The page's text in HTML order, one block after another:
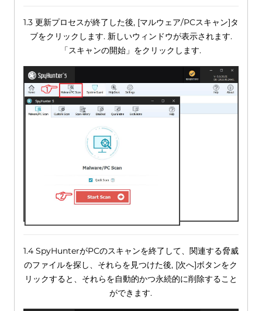
1.3 更新プロセスが終了した後, [マルウェア/PCスキャン]タ
ブをクリックします. 新しいウィンドウが表示されます.
「スキャンの開始」をクリックします.
1.4 SpyHunterがPCのスキャンを終了して、関連する脅威
のファイルを探し、それらを見つけた後, [次へ]ボタンをク
リックすると、それらを自動的かつ永続的に削除すること
ができます.